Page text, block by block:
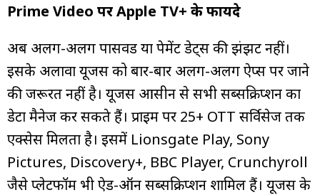
Prime Video पर Apple TV+ के फायदे
अब अलग-अलग पासवर्ड या पेमेंट डेट्स की झंझट नहीं।
इसके अलावा यूजर्स को बार-बार अलग-अलग ऐप्स पर जाने
की जरूरत नहीं है। यूजर्स आसीन से सभी सब्सक्रिप्शन का
डेटा मैनेज कर सकते हैं। प्राइम पर 25+ OTT सर्विसेज तक
एक्सेस मिलता है। इसमें Lionsgate Play, Sony
Pictures, Discovery+, BBC Player, Crunchyroll
जैसे प्लेटफॉर्म भी ऐड-ऑन सब्सक्रिप्शन शामिल हैं। यूजर्स के